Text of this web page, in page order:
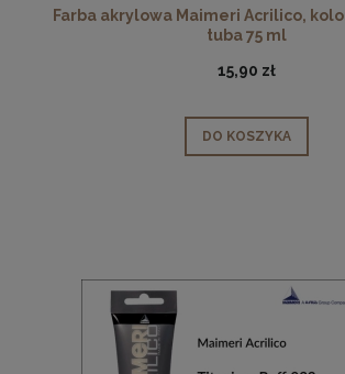
Farba akrylowa Maimeri Acrilico,
tuba 75 ml
15,90 zł
DO KOSZYKA